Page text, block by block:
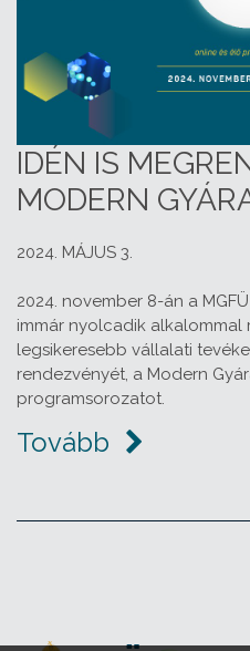
IDÉN IS
MODERN
2024. MÁJUS 3.
2024. november 8-án a
immár nyolcadik
legsikeresebb vállalati
rendezvényét, a Modern
programsorozatot.
Tovább